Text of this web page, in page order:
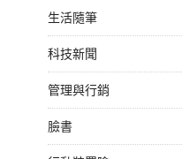
生活隨筆
科技新聞
管理與行銷
臉書